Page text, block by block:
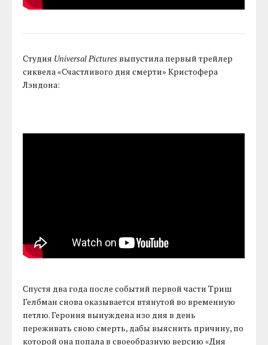
Студия Universal Pictures выпустила первый трейлер
сиквела «Счастливого дня смерти» Кристофера
Лэндона:
Спустя два года после событий первой части Триш
Гелбман снова оказывается втянутой во временную
петлю. Героиня вынуждена изо дня в день
переживать свою смерть, дабы выяснить причину, по
которой она попала в своеобразную версию «Дня